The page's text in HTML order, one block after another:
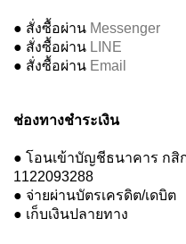
● สั่งซื้อผ่าน Messenger
● สั่งซื้อผ่าน LINE
● สั่งซื้อผ่าน Email
ช่องทางชำระเงิน
● โอนเข้าบัญชีธนาคาร กสิก
1122093288
● จ่ายผ่านบัตรเครดิต/เดบิต
● เก็บเงินปลายทาง